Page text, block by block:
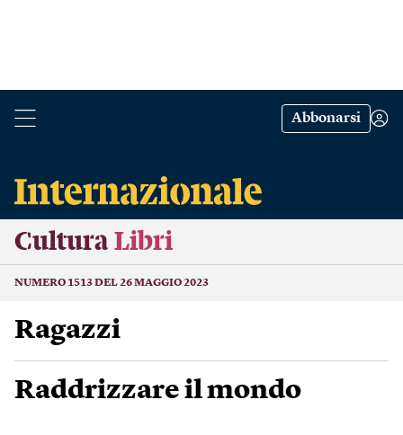
Abbonarsi
Cultura Libri
NUMERO 1513 DEL 26 MAGGIO 2023
Ragazzi
Raddrizzare il mondo